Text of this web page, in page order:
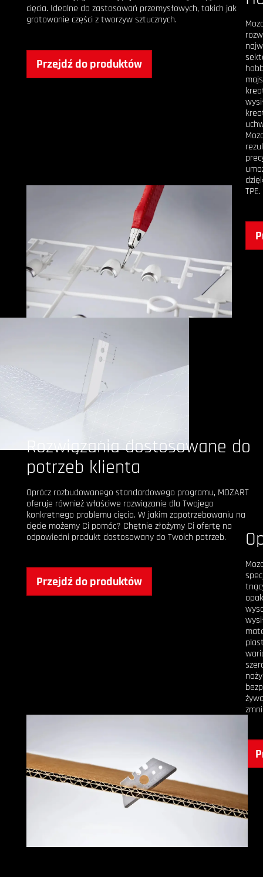
cięcia. Idealne do zastosowań przemysłowych, takich jak
gratowanie części z tworzyw sztucznych.
Przejdź do produktów
TPE.
Rozwiązania dostosowane do
potrzeb klienta
Oprócz rozbudowanego standardowego programu, MOZART
oferuje również właściwe rozwiązanie dla Twojego
konkretnego problemu cięcia. W jakim zapotrzebowaniu na
cięcie możemy Ci pomóc? Chętnie złożymy Ci ofertę na
odpowiedni produkt dostosowany do Twoich potrzeb.
Przejdź do produktów